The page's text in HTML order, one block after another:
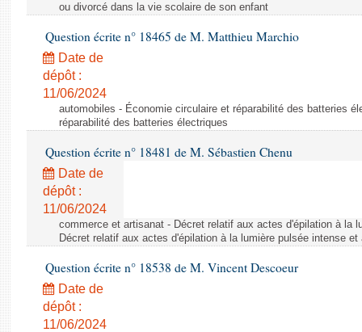
ou divorcé dans la vie scolaire de son enfant
Question écrite n° 18465 de M. Matthieu Marchio
Date de
dépôt :
11/06/2024
automobiles - Économie circulaire et réparabilité des batteries
réparabilité des batteries électriques
Question écrite n° 18481 de M. Sébastien Chenu
Date de
dépôt :
11/06/2024
commerce et artisanat - Décret relatif aux actes d'épilation à la
Décret relatif aux actes d'épilation à la lumière pulsée intense et
Question écrite n° 18538 de M. Vincent Descoeur
Date de
dépôt :
11/06/2024